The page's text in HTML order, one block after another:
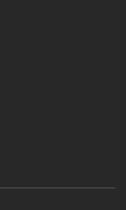
a
de
levem